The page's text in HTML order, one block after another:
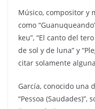
Músico, compositor y
como
keu”, “El canto del
de sol y de luna” y
citar solamente
García, conocido una
“Pessoa